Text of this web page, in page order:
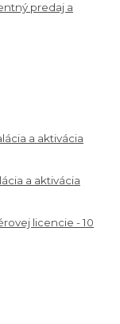
predaj a
a aktivácia
a aktivácia
licencie - 10